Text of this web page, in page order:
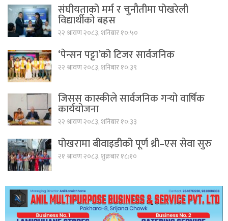
संघीयताको मर्म र चुनौतीमा पोखरेली
विद्यार्थीको बहस
२२ श्रावण २०८३, शनिबार १०:५०
‘पेन्सन पट्टा’को टिजर सार्वजनिक
२२ श्रावण २०८३, शनिबार १०:३९
जिसस कास्कीले सार्वजनिक गर्‍यो वार्षिक
कार्ययोजना
२२ श्रावण २०८३, शनिबार १०:३३
पोखरामा बीवाइडीको पूर्ण थ्री–एस सेवा सुरु
२१ श्रावण २०८३, शुक्रबार १८:१०